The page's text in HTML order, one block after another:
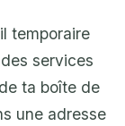
temporaire
services
ta boîte de
une adresse